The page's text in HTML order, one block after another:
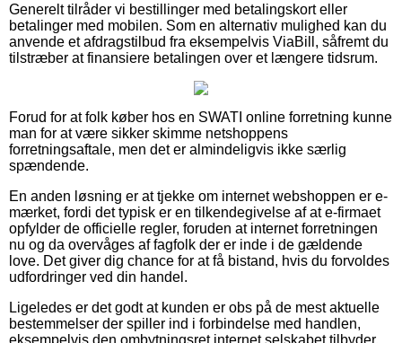
Generelt tilråder vi bestillinger med betalingskort eller
betalinger med mobilen. Som en alternativ mulighed kan du
anvende et afdragstilbud fra eksempelvis ViaBill, såfremt du
tilstræber at finansiere betalingen over et længere tidsrum.
Forud for at folk køber hos en SWATI online forretning kunne
man for at være sikker skimme netshoppens
forretningsaftale, men det er almindeligvis ikke særlig
spændende.
En anden løsning er at tjekke om internet webshoppen er e-
mærket, fordi det typisk er en tilkendegivelse af at e-firmaet
opfylder de officielle regler, foruden at internet forretningen
nu og da overvåges af fagfolk der er inde i de gældende
love. Det giver dig chance for at få bistand, hvis du forvoldes
udfordringer ved din handel.
Ligeledes er det godt at kunden er obs på de mest aktuelle
bestemmelser der spiller ind i forbindelse med handlen,
eksempelvis den ombytningsret internet selskabet tilbyder.